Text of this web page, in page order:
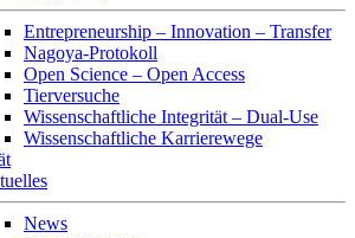
Entrepreneurship – Innovation – Transfer
Nagoya-Protokoll
Open Science – Open Access
Tierversuche
Wissenschaftliche Integrität – Dual-Use
Wissenschaftliche Karrierewege
News